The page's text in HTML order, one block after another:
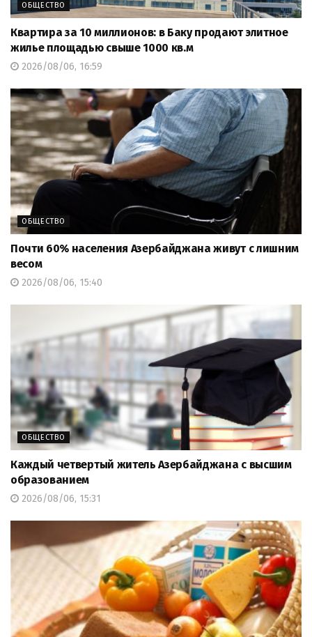
ОБЩЕСТВО
Квартира за 10 миллионов: в Баку продают элитное
жилье площадью свыше 1000 кв.м
2026/08/06, 16:59
ОБЩЕСТВО
Почти 60% населения Азербайджана живут с лишним
весом
2026/08/06, 15:40
ОБЩЕСТВО
Каждый четвертый житель Азербайджана с высшим
образованием
2026/08/06, 15:31